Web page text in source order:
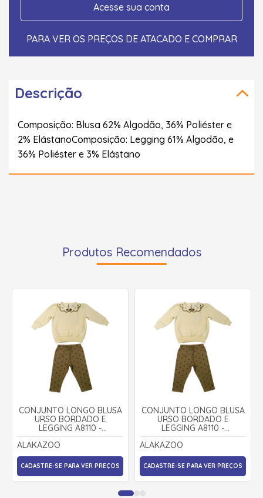
Acesse sua conta
PARA VER OS PREÇOS DE ATACADO E COMPRAR
Descrição
Composição: Blusa 62% Algodão, 36% Poliéster e
2% ElástanoComposição: Legging 61% Algodão, e
36% Poliéster e 3% Elástano
Produtos Recomendados
CONJUNTO LONGO BLUSA
URSO BORDADO E
LEGGING A8110 -
ALAKAZOO
ALAKAZOO
CADASTRE-SE PARA VER PREÇOS
CONJUNTO LONGO BLUSA
URSO BORDADO E
LEGGING A8110 -
ALAKAZOO
ALAKAZOO
CADASTRE-SE PARA VER PREÇOS